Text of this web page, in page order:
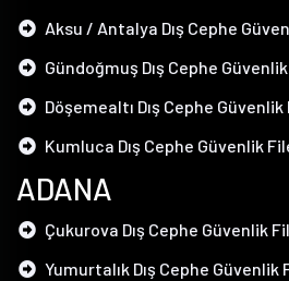
Aksu / Antalya Dış Cephe
Gündoğmuş Dış Cephe
Döşemealtı Dış Cephe
Kumluca Dış Cephe Güvenlik
ADANA
Çukurova Dış Cephe Güvenlik
Yumurtalık Dış Cephe Güvenlik